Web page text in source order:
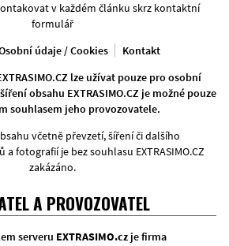
v každém článku skrz kontaktní
formulář
údaje / Cookies
Kontakt
lze užívat pouze pro osobní
obsahu EXTRASIMO.CZ je možné pouze
souhlasem jeho provozovatele.
včetně převzetí, šíření či dalšího
fotografií je bez souhlasu EXTRASIMO.CZ
zakázáno.
A PROVOZOVATEL
serveru EXTRASIMO.czje firma